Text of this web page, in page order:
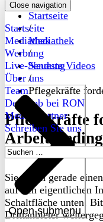
Close navigation
Startseite
Mediathek
Werbung
Live-Sendung
Über uns
Open submenu
Team
Dein Job bei RON
Medienpartner
Schreiben Sie uns
Suchen
Startseite
/
Mediathek
/
Neueste Videos
/
Pflegekräfte
Pflegekräfte
Sie sehen gerade
auf den eigentlichen
Schaltfläche unten.
Drittanbieter